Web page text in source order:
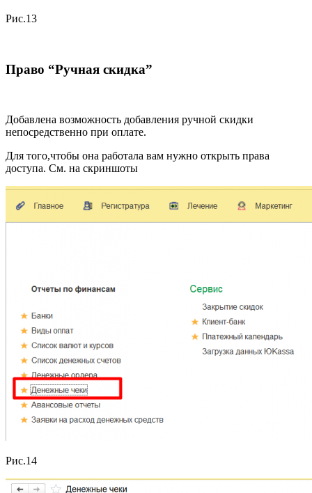
Рис.13
Право “Ручная скидка”
Добавлена возможность добавления ручной скидки
непосредственно при оплате.
Для того,чтобы она работала вам нужно открыть права
доступа. См. на скриншоты
Рис.14